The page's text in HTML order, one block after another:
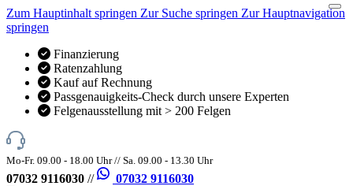
Zum Hauptinhalt springen Zur Suche springen Zur Hauptnavigation
springen
Finanzierung
Ratenzahlung
Kauf auf Rechnung
Passgenauigkeits-Check durch unsere Experten
Felgenausstellung mit > 200 Felgen
Mo-Fr. 09.00 - 18.00 Uhr // Sa. 09.00 - 13.30 Uhr
07032 9116030 // 07032 9116030